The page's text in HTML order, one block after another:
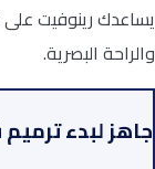
يساعدك رينوفيت
والراحة البصرية.
جاهز لبدء